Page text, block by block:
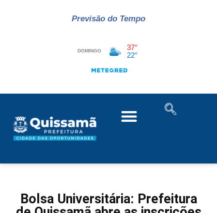
Previsão do Tempo
Bolsa Universitária: Prefeitura